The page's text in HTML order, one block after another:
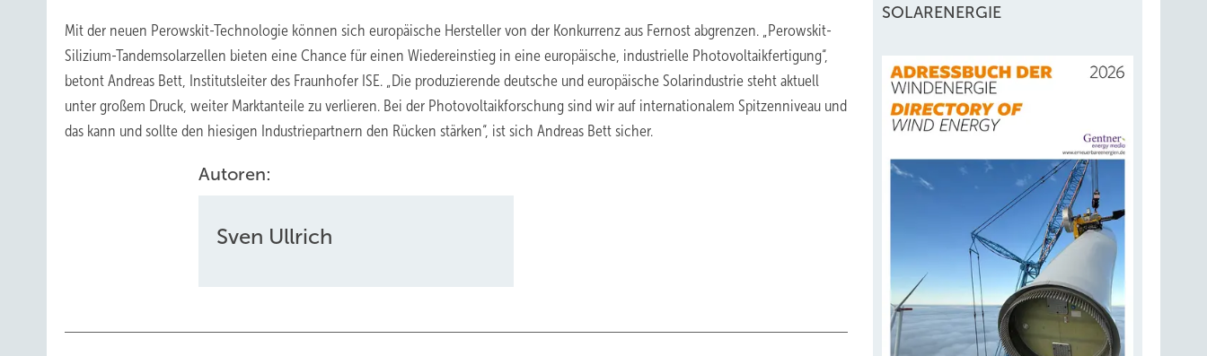
Mit der neuen Perowskit-Technologie können sich europäische Hersteller von der Konkurrenz aus Fernost abgrenzen. „Perowskit-
Silizium-Tandemsolarzellen bieten eine Chance für einen Wiedereinstieg in eine europäische, industrielle Photovoltaikfertigung“,
betont Andreas Bett, Institutsleiter des Fraunhofer ISE. „Die produzierende deutsche und europäische Solarindustrie steht aktuell
unter großem Druck, weiter Marktanteile zu verlieren. Bei der Photovoltaikforschung sind wir auf internationalem Spitzenniveau und
das kann und sollte den hiesigen Industriepartnern den Rücken stärken“, ist sich Andreas Bett sicher.
Autoren:
Sven Ullrich
SOLARENERGIE